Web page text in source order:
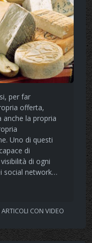
per far
offerta,
la propria
Uno di questi
di
di ogni
social network…
CON VIDEO